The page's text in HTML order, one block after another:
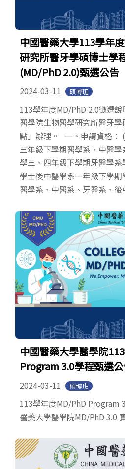
中國醫藥大學113學年
研究所醫牙學碩博士學
(MD/PhD 2.0)甄選公告
2024-03-11 碩博班
113學年度MD/PhD 2.0徵選
醫學院生物醫學研究所醫牙
點」辦理。 一、申請資格：
三年級下學期醫學系、中醫
學三、四年級下學期牙醫學
學士後中醫學系一年級下學
醫學系、中醫系、牙醫系、後
中國醫藥大學醫學院
Program 3.0學程甄選
2024-03-11 碩博班
113學年度MD/PhD Program
醫藥大學醫學院MD/PhD 3.0